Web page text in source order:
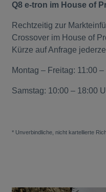
Q8 e-tron im House of
Rechtzeitig zur
Crossover im House of
Kürze auf Anfrage
Montag – Freitag: 11:00
Samstag: 10:00 – 18:00
* Unverbindliche, nicht kartellierte